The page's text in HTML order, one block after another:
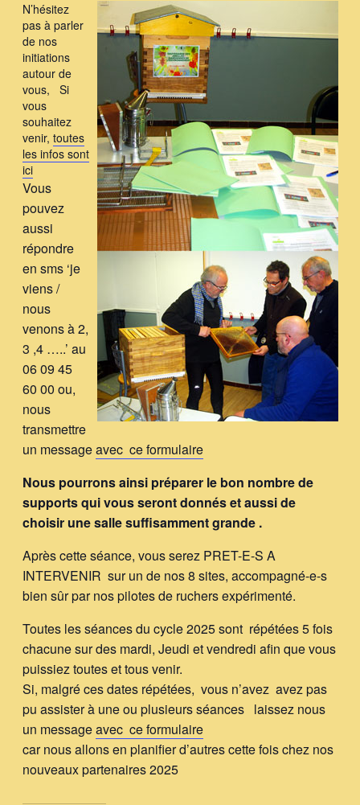
N’hésitez
pas à parler
de nos
initiations
autour de
vous, Si
vous
souhaitez
venir, toutes
les infos sont
ici
Vous
pouvez
aussi
répondre
en sms ‘je
viens /
nous
venons à 2,
3 ,4 …..’ au
06 09 45
60 00 ou,
nous
transmettre
un messageavec ce formulaire
Nous pourrons ainsi préparer le bon nombre de
supports qui vous seront donnés et aussi de
choisir une salle suffisamment grande .
Après cette séance, vous serez PRET-E-S A
INTERVENIR sur un de nos 8 sites, accompagné-e-s
bien sûr par nos pilotes de ruchers expérimenté.
Toutes les séances du cycle 2025 sont répétées 5 fois
chacune sur des mardi, Jeudi et vendredi afin que vous
puissiez toutes et tous venir.
Si, malgré ces dates répétées, vous n’avez avez pas
pu assister à une ou plusieurs séances laissez nous
un messageavec ce formulaire
car nous allons en planifier d’autres cette fois chez nos
nouveaux partenaires 2025